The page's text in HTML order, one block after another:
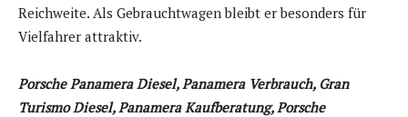
Reichweite. Als Gebrauchtwagen bleibt er besonders für
Vielfahrer attraktiv.
Porsche Panamera Diesel, Panamera Verbrauch, Gran
Turismo Diesel, Panamera Kaufberatung, Porsche